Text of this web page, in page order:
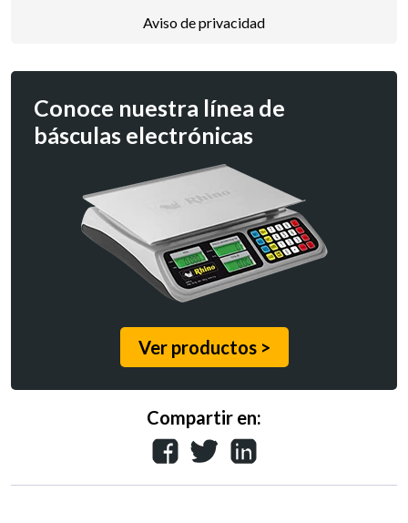
Aviso de privacidad
Conoce nuestra línea de
básculas electrónicas
Ver productos >
Compartir en: